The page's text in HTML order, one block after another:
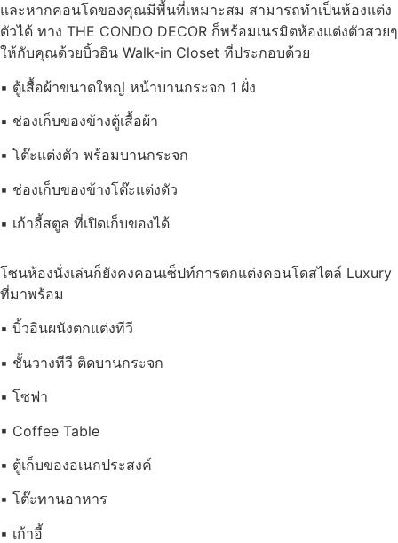
และหากคอนโดของคุณมีพื้นที่เหมาะสม สามารถทำเป็นห้องแต่ง
ตัวได้ ทาง THE CONDO DECOR ก็พร้อมเนรมิตห้องแต่งตัวสวยๆ
ให้กับคุณด้วยบิ้วอิน Walk-in Closet ที่ประกอบด้วย
▪ ตู้เสื้อผ้าขนาดใหญ่ หน้าบานกระจก 1 ฝั่ง
▪ ช่องเก็บของข้างตู้เสื้อผ้า
▪ โต๊ะแต่งตัว พร้อมบานกระจก
▪ ช่องเก็บของข้างโต๊ะแต่งตัว
▪ เก้าอี้สตูล ที่เปิดเก็บของได้
โซนห้องนั่งเล่นก็ยังคงคอนเซ็ปท์การตกแต่งคอนโดสไตล์ Luxury
ที่มาพร้อม
▪ บิ้วอินผนังตกแต่งทีวี
▪ ชั้นวางทีวี ติดบานกระจก
▪ โซฟา
▪ Coffee Table
▪ ตู้เก็บของอเนกประสงค์
▪ โต๊ะทานอาหาร
▪ เก้าอี้